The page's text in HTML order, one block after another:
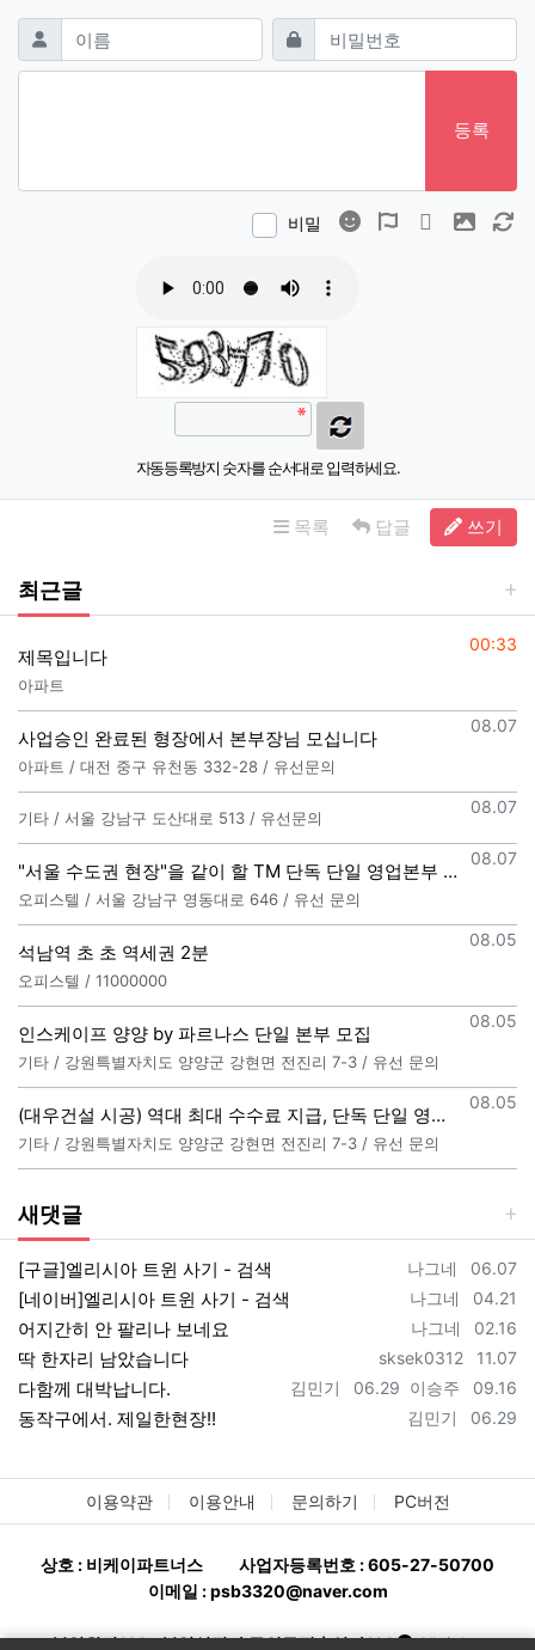
댓글쓰기
이름 필수 비밀번호필수
등록
비밀 이모티콘폰트어썸
동영상 이미지
자동등록방지 숫자를 순서대로 입력하세요.
목록 답글 쓰기
최근글
등록일
00:33
제목입니다
아파트
등록일
08.07
사업승인 완료된 형장에서 본부장님 모십니다
아파트 / 대전 중구 유천동 332-28 / 유선문의
등록일
08.07
기타 / 서울 강남구 도산대로 513 / 유선문의
등록일
08.07
"서울 수도권 현장"을 같이 할 TM 단독 단일 영업본부 팀 선착순 모집
오피스텔 / 서울 강남구 영동대로 646 / 유선 문의
등록일
08.05
석남역 초 초 역세권 2분
오피스텔 / 11000000
등록일
08.05
인스케이프 양양 by 파르나스 단일 본부 모집
기타 / 강원특별자치도 양양군 강현면 전진리 7-3 / 유선 문의
등록일
08.05
(대우건설 시공) 역대 최대 수수료 지급, 단독 단일 영업본부 선착순 모집 (팀,팀원 개별문의 가능)
기타 / 강원특별자치도 양양군 강현면 전진리 7-3 / 유선 문의
새댓글
등록자
나그네 등록일
06.07
[구글]엘리시아 트윈 사기 - 검색
등록자
나그네 등록일
04.21
[네이버]엘리시아 트윈 사기 - 검색
등록자
나그네 등록일
02.16
어지간히 안 팔리나 보네요
등록자
sksek0312 등록일
11.07
딱 한자리 남았습니다
등록자
이승주 등록일
09.16
등록자
김민기 등록일
06.29
다함께 대박납니다.
등록자
김민기 등록일
06.29
동작구에서. 제일한현장!!
이용약관 이용안내 문의하기 PC버전
상호 : 비케이파트너스
사업자등록번호 : 605-27-50700
이메일 : psb3320@naver.com
분양완판114 - 분양상담사 구인구직ㅣ상가114 All rights